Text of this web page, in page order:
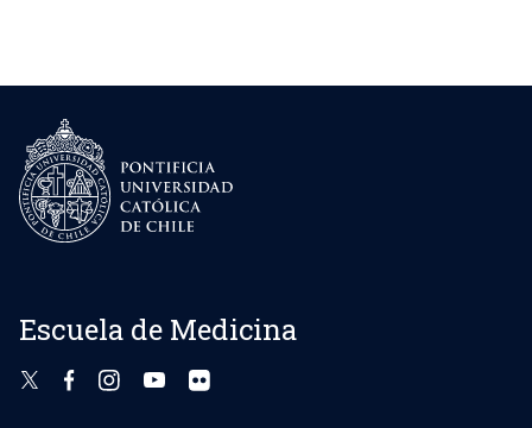
Escuela de Medicina